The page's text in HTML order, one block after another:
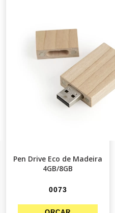
Pen Drive Eco de Madeira
4GB/8GB
0073